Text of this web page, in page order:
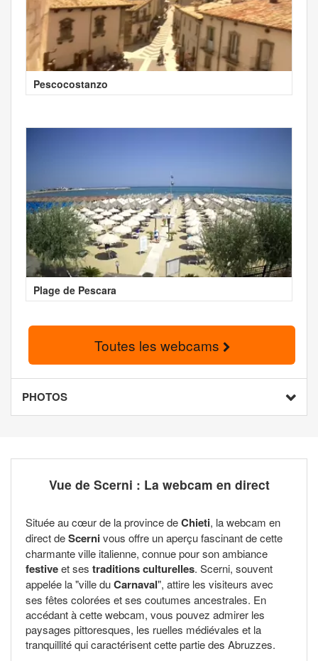
Pescocostanzo
Plage de Pescara
Toutes les webcams
PHOTOS
Vue de Scerni : La webcam en direct
Située au cœur de la province deChieti, la webcam en
direct deScernivous offre un aperçu fascinant de cette
charmante ville italienne, connue pour son ambiance
festiveet ses traditions culturelles. Scerni, souvent
appelée la "ville duCarnaval", attire les visiteurs avec
ses fêtes colorées et ses coutumes ancestrales. En
accédant à cette webcam, vous pouvez admirer les
paysages pittoresques, les ruelles médiévales et la
tranquillité qui caractérisent cette partie des Abruzzes.